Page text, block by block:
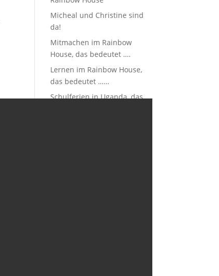
Micheal und Christine sind
da!
Mitmachen im Rainbow
House, das bedeutet ….
Lernen im Rainbow House,
das bedeutet ……
Schulferien in Uganda, das